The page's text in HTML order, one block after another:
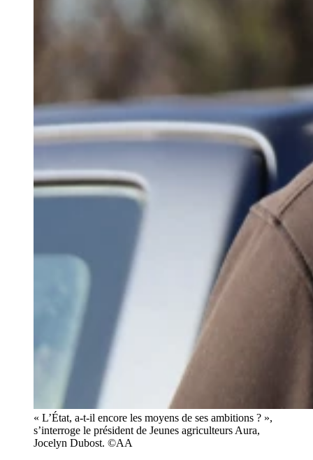
« L’État, a-t-il encore les moyens de ses ambitions ? »,
s’interroge le président de Jeunes agriculteurs Aura,
Jocelyn Dubost. ©AA